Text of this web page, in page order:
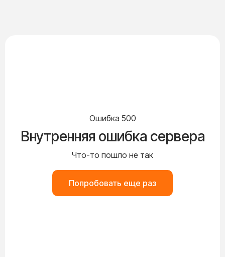
Ошибка 500
Внутренняя ошибка сервера
Что-то пошло не так
Попробовать еще раз